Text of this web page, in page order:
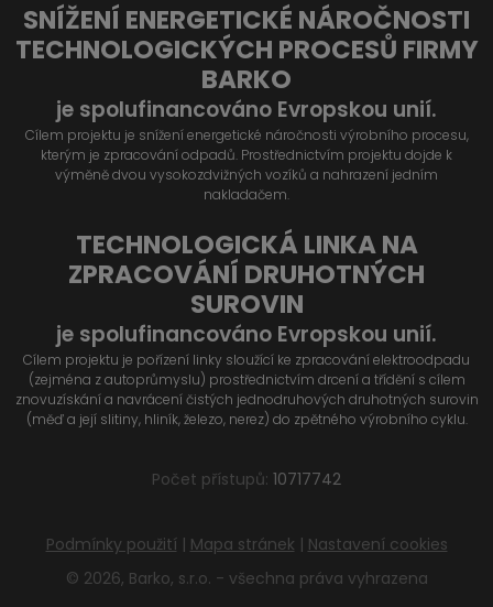
SNÍŽENÍ ENERGETICKÉ NÁROČNOSTI
TECHNOLOGICKÝCH PROCESŮ FIRMY
BARKO
je spolufinancováno Evropskou unií.
Cílem projektu je snížení energetické náročnosti výrobního procesu,
kterým je zpracování odpadů. Prostřednictvím projektu dojde k
výměně dvou vysokozdvižných vozíků a nahrazení jedním
nakladačem.
TECHNOLOGICKÁ LINKA NA
ZPRACOVÁNÍ DRUHOTNÝCH
SUROVIN
je spolufinancováno Evropskou unií.
Cílem projektu je pořízení linky sloužící ke zpracování elektroodpadu
(zejména z autoprůmyslu) prostřednictvím drcení a třídění s cílem
znovuzískání a navrácení čistých jednodruhových druhotných surovin
(měď a její slitiny, hliník, železo, nerez) do zpětného výrobního cyklu.
Počet přístupů: 10717742
© 2026, Barko, s.r.o. - všechna práva vyhrazena
Podmínky použití | Mapa stránek | Nastavení cookies